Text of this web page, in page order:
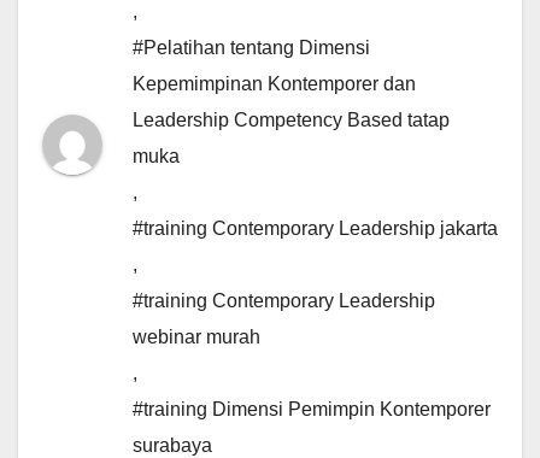
,
#Pelatihan tentang Dimensi
Kepemimpinan Kontemporer dan
Leadership Competency Based tatap
muka
,
#training Contemporary Leadership jakarta
,
#training Contemporary Leadership
webinar murah
,
#training Dimensi Pemimpin Kontemporer
surabaya